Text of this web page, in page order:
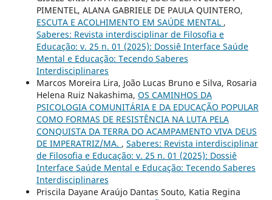
PIMENTEL, ALANA GABRIELE DE PAULA QUINTERO,
ESCUTA E ACOLHIMENTO EM SAÚDE MENTAL ,
Saberes: Revista interdisciplinar de Filosofia e
Educação: v. 25 n. 01 (2025): Dossiê Interface Saúde
Mental e Educação: Tecendo Saberes
Interdisciplinares
Marcos Moreira Lira, João Lucas Bruno e Silva, Rosaria
Helena Ruiz Nakashima, OS CAMINHOS DA
PSICOLOGIA COMUNITÁRIA E DA EDUCAÇÃO POPULAR
COMO FORMAS DE RESISTÊNCIA NA LUTA PELA
CONQUISTA DA TERRA DO ACAMPAMENTO VIVA DEUS
DE IMPERATRIZ/MA. , Saberes: Revista interdisciplinar
de Filosofia e Educação: v. 25 n. 01 (2025): Dossiê
Interface Saúde Mental e Educação: Tecendo Saberes
Interdisciplinares
Priscila Dayane Araújo Dantas Souto, Katia Regina